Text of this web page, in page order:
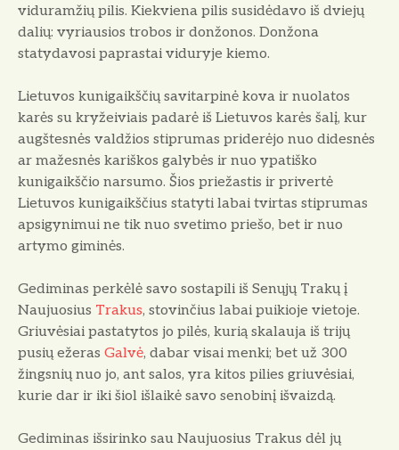
viduramžių pilis. Kiekviena pilis susidėdavo iš dviejų
dalių: vyriausios trobos ir donžonos. Donžona
statydavosi paprastai viduryje kiemo.
Lietuvos kunigaikščių savitarpinė kova ir nuolatos
karės su kryžeiviais padarė iš Lietuvos karės šalį, kur
augštesnės valdžios stiprumas priderėjo nuo didesnės
ar mažesnės kariškos galybės ir nuo ypatiško
kunigaikščio narsumo. Šios priežastis ir privertė
Lietuvos kunigaikščius statyti labai tvirtas stiprumas
apsigynimui ne tik nuo svetimo priešo, bet ir nuo
artymo giminės.
Gediminas perkėlė savo sostapili iš Senųjų Trakų į
Naujuosius Trakus, stovinčius labai puikioje vietoje.
Griuvėsiai pastatytos jo pilės, kurią skalauja iš trijų
pusių ežeras Galvė, dabar visai menki; bet už 300
žingsnių nuo jo, ant salos, yra kitos pilies griuvėsiai,
kurie dar ir iki šiol išlaikė savo senobinį išvaizdą.
Gediminas išsirinko sau Naujuosius Trakus dėl jų